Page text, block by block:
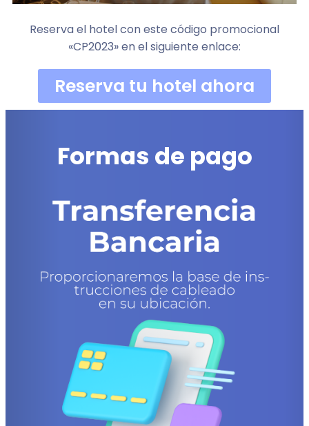
Reserva el hotel con este código promocional
«CP2023» en el siguiente enlace:
Reserva tu hotel ahora
Formas de pago